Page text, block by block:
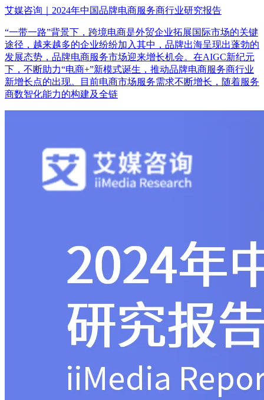
艾媒咨询｜2024年中国品牌电商服务商行业研究报告
“一带一路”背景下，跨境电商是外贸企业拓展国际市场的关键
途径，越来越多的企业纷纷加入其中，品牌出海呈现出蓬勃的
发展态势，品牌电商服务市场迎来增长机会。在AIGC新纪元
下，不断助力“电商+”新模式诞生，推动品牌电商服务商行业
新增长点的出现。目前电商市场服务需求不断增长，随着服务
商数智化能力的构建及全链